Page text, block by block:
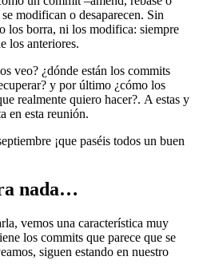
modifican o desaparecen. Sin
los borra, ni los modifica: siempre
los anteriores.
veo? ¿dónde están los commits
y por último ¿cómo los
realmente quiero hacer?. A estas y
en esta reunión.
¡que paséis todos un buen
nada…
vemos una característica muy
los commits que parece que se
siguen estando en nuestro